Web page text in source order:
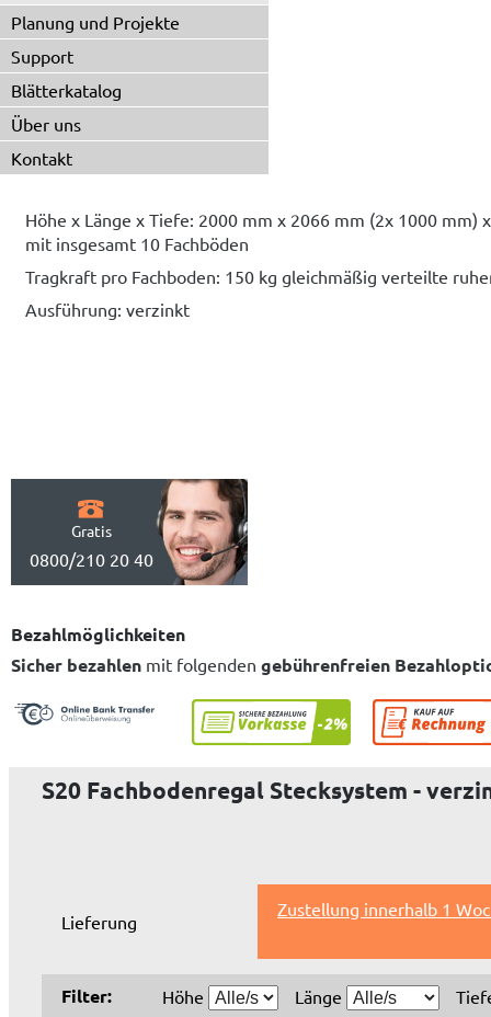
Planung und Projekte
Support
Blätterkatalog
Über uns
Kontakt
Höhe x Länge x Tiefe: 2000 mm x 2066 mm (2x 1000 mm)
mit insgesamt 10 Fachböden
Tragkraft pro Fachboden: 150 kg gleichmäßig verteilte
Ausführung: verzinkt
Gratis
0800/210 20 40
Bezahlmöglichkeiten
Sicher bezahlen mit folgenden gebührenfreien
S20 Fachbodenregal Stecksystem -
Lieferung
Zustellung innerhalb 1
Filter: Höhe Länge